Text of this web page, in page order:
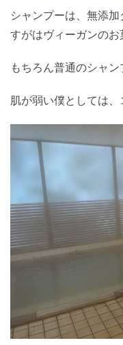
シャンプーは、無添
すがはヴィーガンのお
もちろん普通のシャン
肌が弱い僕としては、